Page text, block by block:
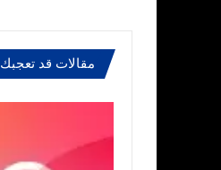
مقالات قد تعجبك